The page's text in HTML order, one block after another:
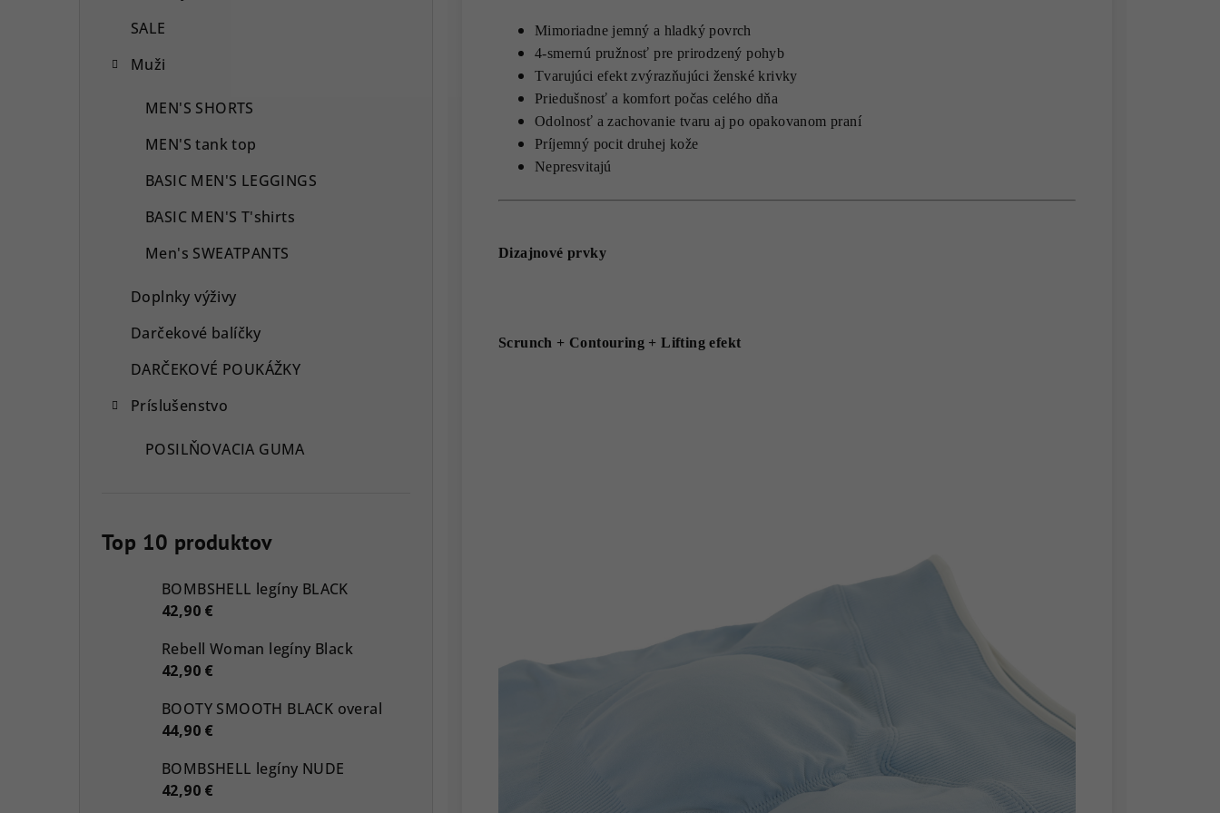
SALE
Muži
MEN'S SHORTS
MEN'S tank top
BASIC MEN'S LEGGINGS
BASIC MEN'S T'shirts
Men's SWEATPANTS
Doplnky výživy
Darčekové balíčky
DARČEKOVÉ POUKÁŽKY
Príslušenstvo
POSILŇOVACIA GUMA
Top 10 produktov
BOMBSHELL legíny BLACK
42,90 €
Rebell Woman legíny Black
42,90 €
BOOTY SMOOTH BLACK overal
44,90 €
BOMBSHELL legíny NUDE
42,90 €
Mimoriadne jemný a hladký povrch
4-smernú pružnosť pre prirodzený pohyb
Tvarujúci efekt zvýrazňujúci ženské krivky
Priedušnosť a komfort počas celého dňa
Odolnosť a zachovanie tvaru aj po opakovanom praní
Príjemný pocit druhej kože
Nepresvitajú
Dizajnové prvky
Scrunch + Contouring + Lifting efekt